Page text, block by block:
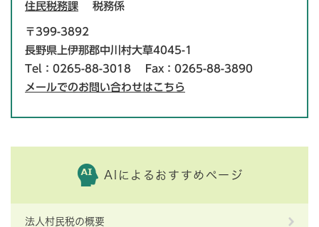
住民税務課 税務係
〒399-3892
長野県上伊那郡中川村大草4045-1
Tel：0265-88-3018
Fax：0265-88-3890
メールでのお問い合わせはこちら
AIによるおすすめページ
法人村民税の概要